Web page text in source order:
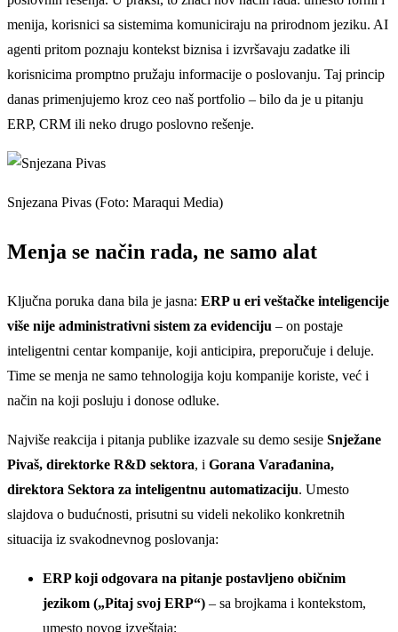
menija, korisnici sa sistemima komuniciraju na prirodnom jeziku. AI
agenti pritom poznaju kontekst biznisa i izvršavaju zadatke ili
korisnicima promptno pružaju informacije o poslovanju. Taj princip
danas primenjujemo kroz ceo naš portfolio – bilo da je u pitanju
ERP, CRM ili neko drugo poslovno rešenje.
Snjezana Pivas (Foto: Maraqui Media)
Menja se način rada, ne samo alat
Ključna poruka dana bila je jasna: ERP u eri veštačke inteligencije
više nije administrativni sistem za evidenciju – on postaje
inteligentni centar kompanije, koji anticipira, preporučuje i deluje.
Time se menja ne samo tehnologija koju kompanije koriste, već i
način na koji posluju i donose odluke.
Najviše reakcija i pitanja publike izazvale su demo sesije Snježane
Pivaš, direktorke R&D sektora, i Gorana Varađanina,
direktora Sektora za inteligentnu automatizaciju. Umesto
slajdova o budućnosti, prisutni su videli nekoliko konkretnih
situacija iz svakodnevnog poslovanja:
ERP koji odgovara na pitanje postavljeno običnim
jezikom („Pitaj svoj ERP“) – sa brojkama i kontekstom,
umesto novog izveštaja;